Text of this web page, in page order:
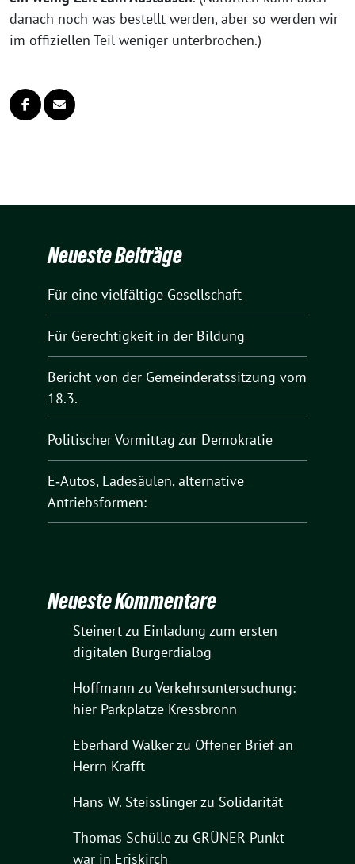
danach noch was bestellt wer­den, aber so wer­den wir
im offi­zi­el­len Teil weni­ger unterbrochen.)
Neueste Beiträge
Für eine vielfältige Gesellschaft
Für Gerechtigkeit in der Bildung
Bericht von der Gemeinderatssitzung vom
18.3.
Politischer Vormittag zur Demokratie
E‑Autos, Ladesäulen, alternative
Antriebsformen:
Neueste Kommentare
Steinertzu Einladung zum ersten
digitalen Bürgerdialog
Hoffmann zu Verkehrsuntersuchung:
hier Parkplätze Kressbronn
Eberhard Walkerzu Offener Brief an
Herrn Krafft
Hans W. Steisslingerzu Solidarität
Thomas Schüllezu GRÜNER Punkt
war in Eriskirch